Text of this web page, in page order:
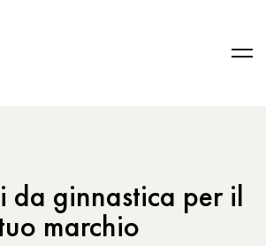
da ginnastica per il
marchio